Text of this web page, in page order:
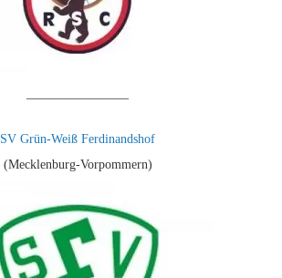
————————
SV Grün-Weiß Ferdinandshof
(Mecklenburg-Vorpommern)